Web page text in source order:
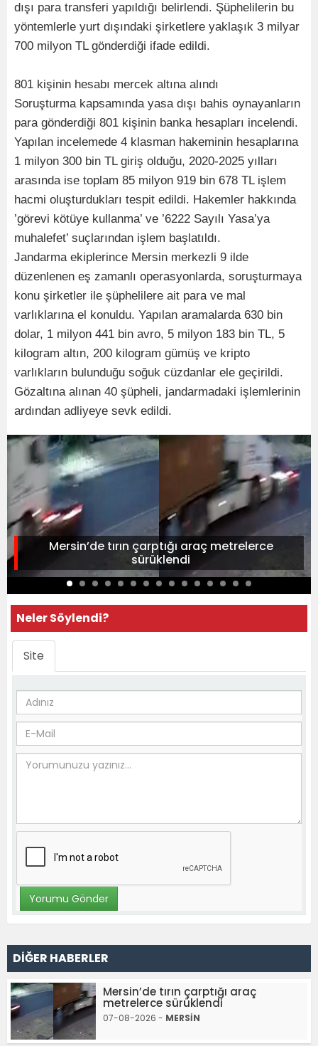
dışı para transferi yapıldığı belirlendi. Şüphelilerin bu
yöntemlerle yurt dışındaki şirketlere yaklaşık 3 milyar
700 milyon TL gönderdiği ifade edildi.
801 kişinin hesabı mercek altına alındı
Soruşturma kapsamında yasa dışı bahis oynayanların
para gönderdiği 801 kişinin banka hesapları incelendi.
Yapılan incelemede 4 klasman hakeminin hesaplarına
1 milyon 300 bin TL giriş olduğu, 2020-2025 yılları
arasında ise toplam 85 milyon 919 bin 678 TL işlem
hacmi oluşturdukları tespit edildi. Hakemler hakkında
’görevi kötüye kullanma’ ve ’6222 Sayılı Yasa’ya
muhalefet’ suçlarından işlem başlatıldı.
Jandarma ekiplerince Mersin merkezli 9 ilde
düzenlenen eş zamanlı operasyonlarda, soruşturmaya
konu şirketler ile şüphelilere ait para ve mal
varlıklarına el konuldu. Yapılan aramalarda 630 bin
dolar, 1 milyon 441 bin avro, 5 milyon 183 bin TL, 5
kilogram altın, 200 kilogram gümüş ve kripto
varlıkların bulunduğu soğuk cüzdanlar ele geçirildi.
Gözaltına alınan 40 şüpheli, jandarmadaki işlemlerinin
ardından adliyeye sevk edildi.
Mersin’de tırın çarptığı araç metrelerce
sürüklendi
Neler Söylendi?
Site
DİĞER HABERLER
Mersin’de tırın çarptığı araç
metrelerce sürüklendi
07-08-2026 - MERSİN